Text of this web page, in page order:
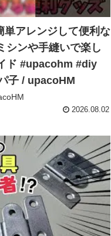
単アレンジして便利な
シンや手縫いで楽し
ド #upacohm #diy
子 / upacoHM
2026.08.02